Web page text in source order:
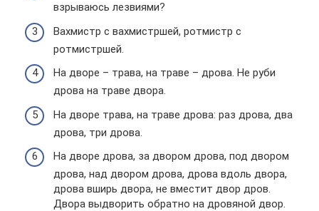
взрываюсь лезвиями?
Вахмистр с вахмистршей, ротмистр с
ротмистршей.
На дворе – трава, на траве – дрова. Не руби
дрова на траве двора.
На дворе трава, на траве дрова: раз дрова, два
дрова, три дрова.
На дворе дрова, за двором дрова, под двором
дрова, над двором дрова, дрова вдоль двора,
дрова вширь двора, не вместит двор дров.
Двора выдворить обратно на дровяной двор.